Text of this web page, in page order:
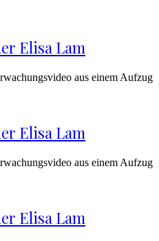
Elisa Lam
aus einem Aufzug
Elisa Lam
aus einem Aufzug
Elisa Lam